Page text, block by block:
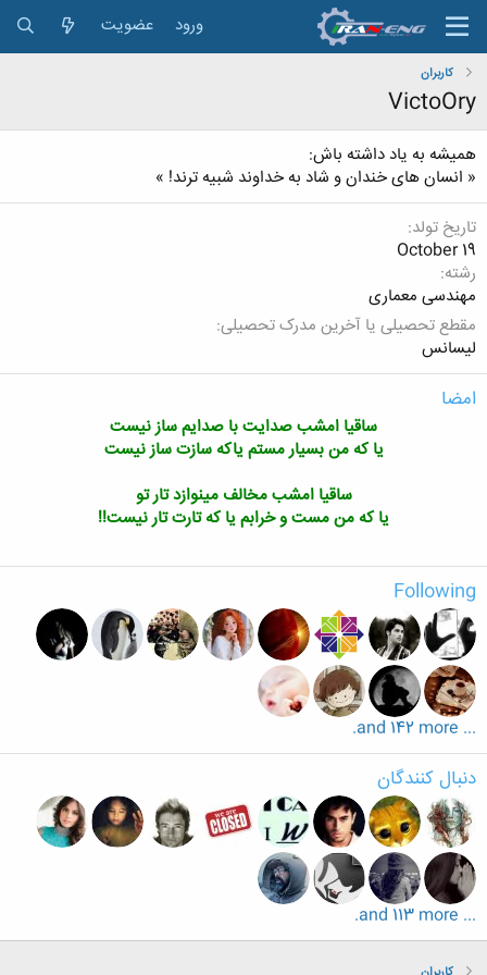
ورود عضویت
کاربران
VictoOry
همیشه به یاد داشته باش:
« انسان های خندان و شاد به خداوند شبیه ترند! »
تاریخ تولد
October 19
رشته
مهندسی معماری
مقطع تحصیلی یا آخرین مدرک تحصیلی
لیسانس
امضا
ساقیا امشب صدایت با صدایم ساز نیست
یا که من بسیار مستم یاکه سازت ساز نیست
ساقیا امشب مخالف مینوازد تار تو
یا که من مست و خرابم یا که تارت تار نیست!!
Following
... and 142 more.
دنبال کنندگان
... and 113 more.